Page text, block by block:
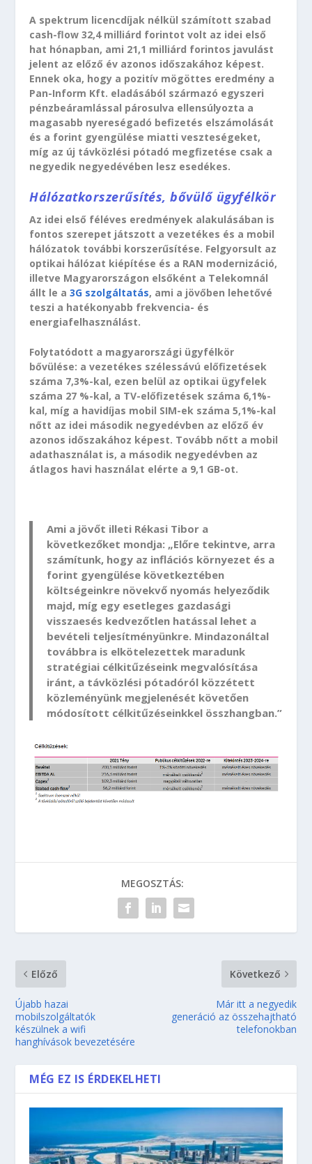
A spektrum licencdíjak nélkül számított szabad
cash-flow 32,4 milliárd forintot volt az idei első
hat hónapban, ami 21,1 milliárd forintos javulást
jelent az előző év azonos időszakához képest.
Ennek oka, hogy a pozitív mögöttes eredmény a
Pan-Inform Kft. eladásából származó egyszeri
pénzbeáramlással párosulva ellensúlyozta a
magasabb nyereségadó befizetés elszámolását
és a forint gyengülése miatti veszteségeket,
míg az új távközlési pótadó megfizetése csak a
negyedik negyedévében lesz esedékes.
Hálózatkorszerűsítés, bővülő ügyfélkör
Az idei első féléves eredmények alakulásában is
fontos szerepet játszott a vezetékes és a mobil
hálózatok további korszerűsítése. Felgyorsult az
optikai hálózat kiépítése és a RAN modernizáció,
illetve Magyarországon elsőként a Telekomnál
állt le a3G szolgáltatás, ami a jövőben lehetővé
teszi a hatékonyabb frekvencia- és
energiafelhasználást.
Folytatódott a magyarországi ügyfélkör
bővülése: a vezetékes szélessávú előfizetések
száma 7,3%-kal, ezen belül az optikai ügyfelek
száma 27 %-kal, a TV-előfizetések száma 6,1%-
kal, míg a havidíjas mobil SIM-ek száma 5,1%-kal
nőtt az idei második negyedévben az előző év
azonos időszakához képest. Tovább nőtt a mobil
adathasználat is, a második negyedévben az
átlagos havi használat elérte a 9,1 GB-ot.
Ami a jövőt illeti Rékasi Tibor a
következőket mondja: „Előre tekintve, arra
számítunk, hogy az inflációs környezet és a
forint gyengülése következtében
költségeinkre növekvő nyomás helyeződik
majd, míg egy esetleges gazdasági
visszaesés kedvezőtlen hatással lehet a
bevételi teljesítményünkre. Mindazonáltal
továbbra is elkötelezettek maradunk
stratégiai célkitűzéseink megvalósítása
iránt, a távközlési pótadóról közzétett
közleményünk megjelenését követően
módosított célkitűzéseinkkel összhangban.”
MEGOSZTÁS:
Előző
Újabb hazai
mobilszolgáltatók
készülnek a wifi
hanghívások bevezetésére
Következő
Már itt a negyedik
generáció az összehajtható
telefonokban
MÉG EZ IS ÉRDEKELHETI